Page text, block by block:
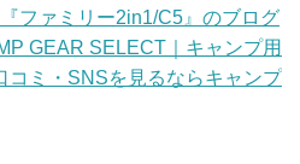
ファミリー2in1/C5』のブログ
GEAR SELECT｜キャンプ用
コミ・SNSを見るならキャンプ